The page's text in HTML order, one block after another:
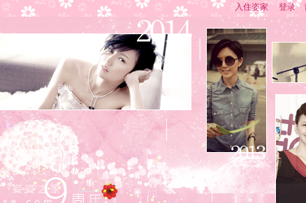
入住姿家 登录